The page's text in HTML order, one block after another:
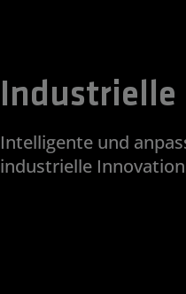
Industrielle
Intelligente und
industrielle